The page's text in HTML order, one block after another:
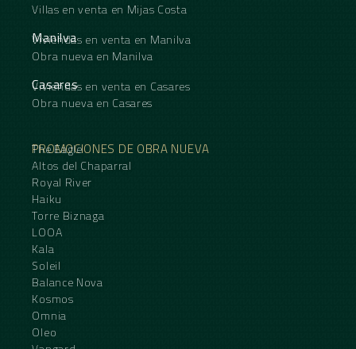
Villas en venta en Mijas Costa
Manilva
Viviendas en venta en Manilva
Obra nueva en Manilva
Casares
Viviendas en venta en Casares
Obra nueva en Casares
PROMOCIONES DE OBRA NUEVA
The Eagle
Altos del Chaparral
Royal River
Haiku
Torre Biznaga
LOOA
Kala
Soleil
Balance Nova
Kosmos
Omnia
Oleo